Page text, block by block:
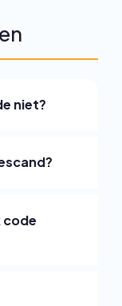
niet?
code